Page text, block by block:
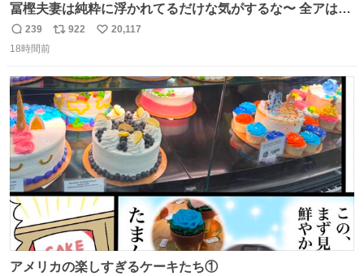
冨樫夫妻は純粋に浮かれてるだけな気がするな〜 全アはこ
こに自分の市場価値的なものを上乗せするので、 すっぴん
＆寝起きのボサボサ頭でも「今日も可愛いね」が止まらな
156cm40kg、年中日焼け止めとお友達の私より綺麗な手や
めてもろて とか言う
返
信
239
リ
ト
数
922
い
数
20,117
18時間前
アメリカの楽しすぎるケーキたち①